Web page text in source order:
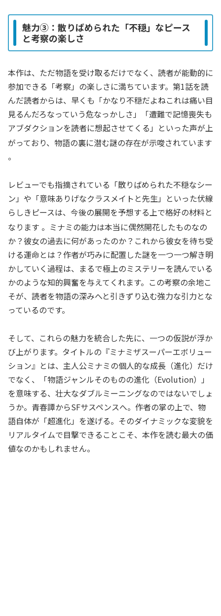
魅力③：散りばめられた「不穏」なピース
と考察の楽しさ
本作は、ただ物語を受け取るだけでなく、読者が能動的に
参加できる「考察」の楽しさに満ちています。第1話を読
んだ読者からは、早くも「かなり不穏だよねこれは痛い目
見るんだろなっていう危なっかしさ」「遭難で記憶喪失も
アブダクションを読者に想起させてくる」といった声が上
がっており、物語の裏に潜む謎の存在が示唆されています
。
レビューでも指摘されている「散りばめられた不穏なシー
ン」や「意味ありげなクラスメイトと先生」といった伏線
らしきピースは、今後の展開を予想する上で格好の材料と
なります 。ミナミの能力は本当に偶然開花したものなの
か？彼女の過去に何があったのか？これから彼女を待ち受
ける運命とは？作者が巧みに配置した謎を一つ一つ解き明
かしていく過程は、まるで極上のミステリーを読んでいる
かのような知的興奮を与えてくれます。この考察の余地こ
そが、読者を物語の深みへと引きずり込む強力な引力とな
っているのです。
そして、これらの魅力を統合した先に、一つの仮説が浮か
び上がります。タイトルの『ミナミザスーパーエボリュー
ション』とは、主人公ミナミの個人的な成長（進化）だけ
でなく、「物語ジャンルそのものの進化（Evolution）」
を意味する、壮大なダブルミーニングなのではないでしょ
うか。青春譚からSFサスペンスへ。作者の掌の上で、物
語自体が「超進化」を遂げる。そのダイナミックな変貌を
リアルタイムで目撃できることこそ、本作を読む最大の価
値なのかもしれません。